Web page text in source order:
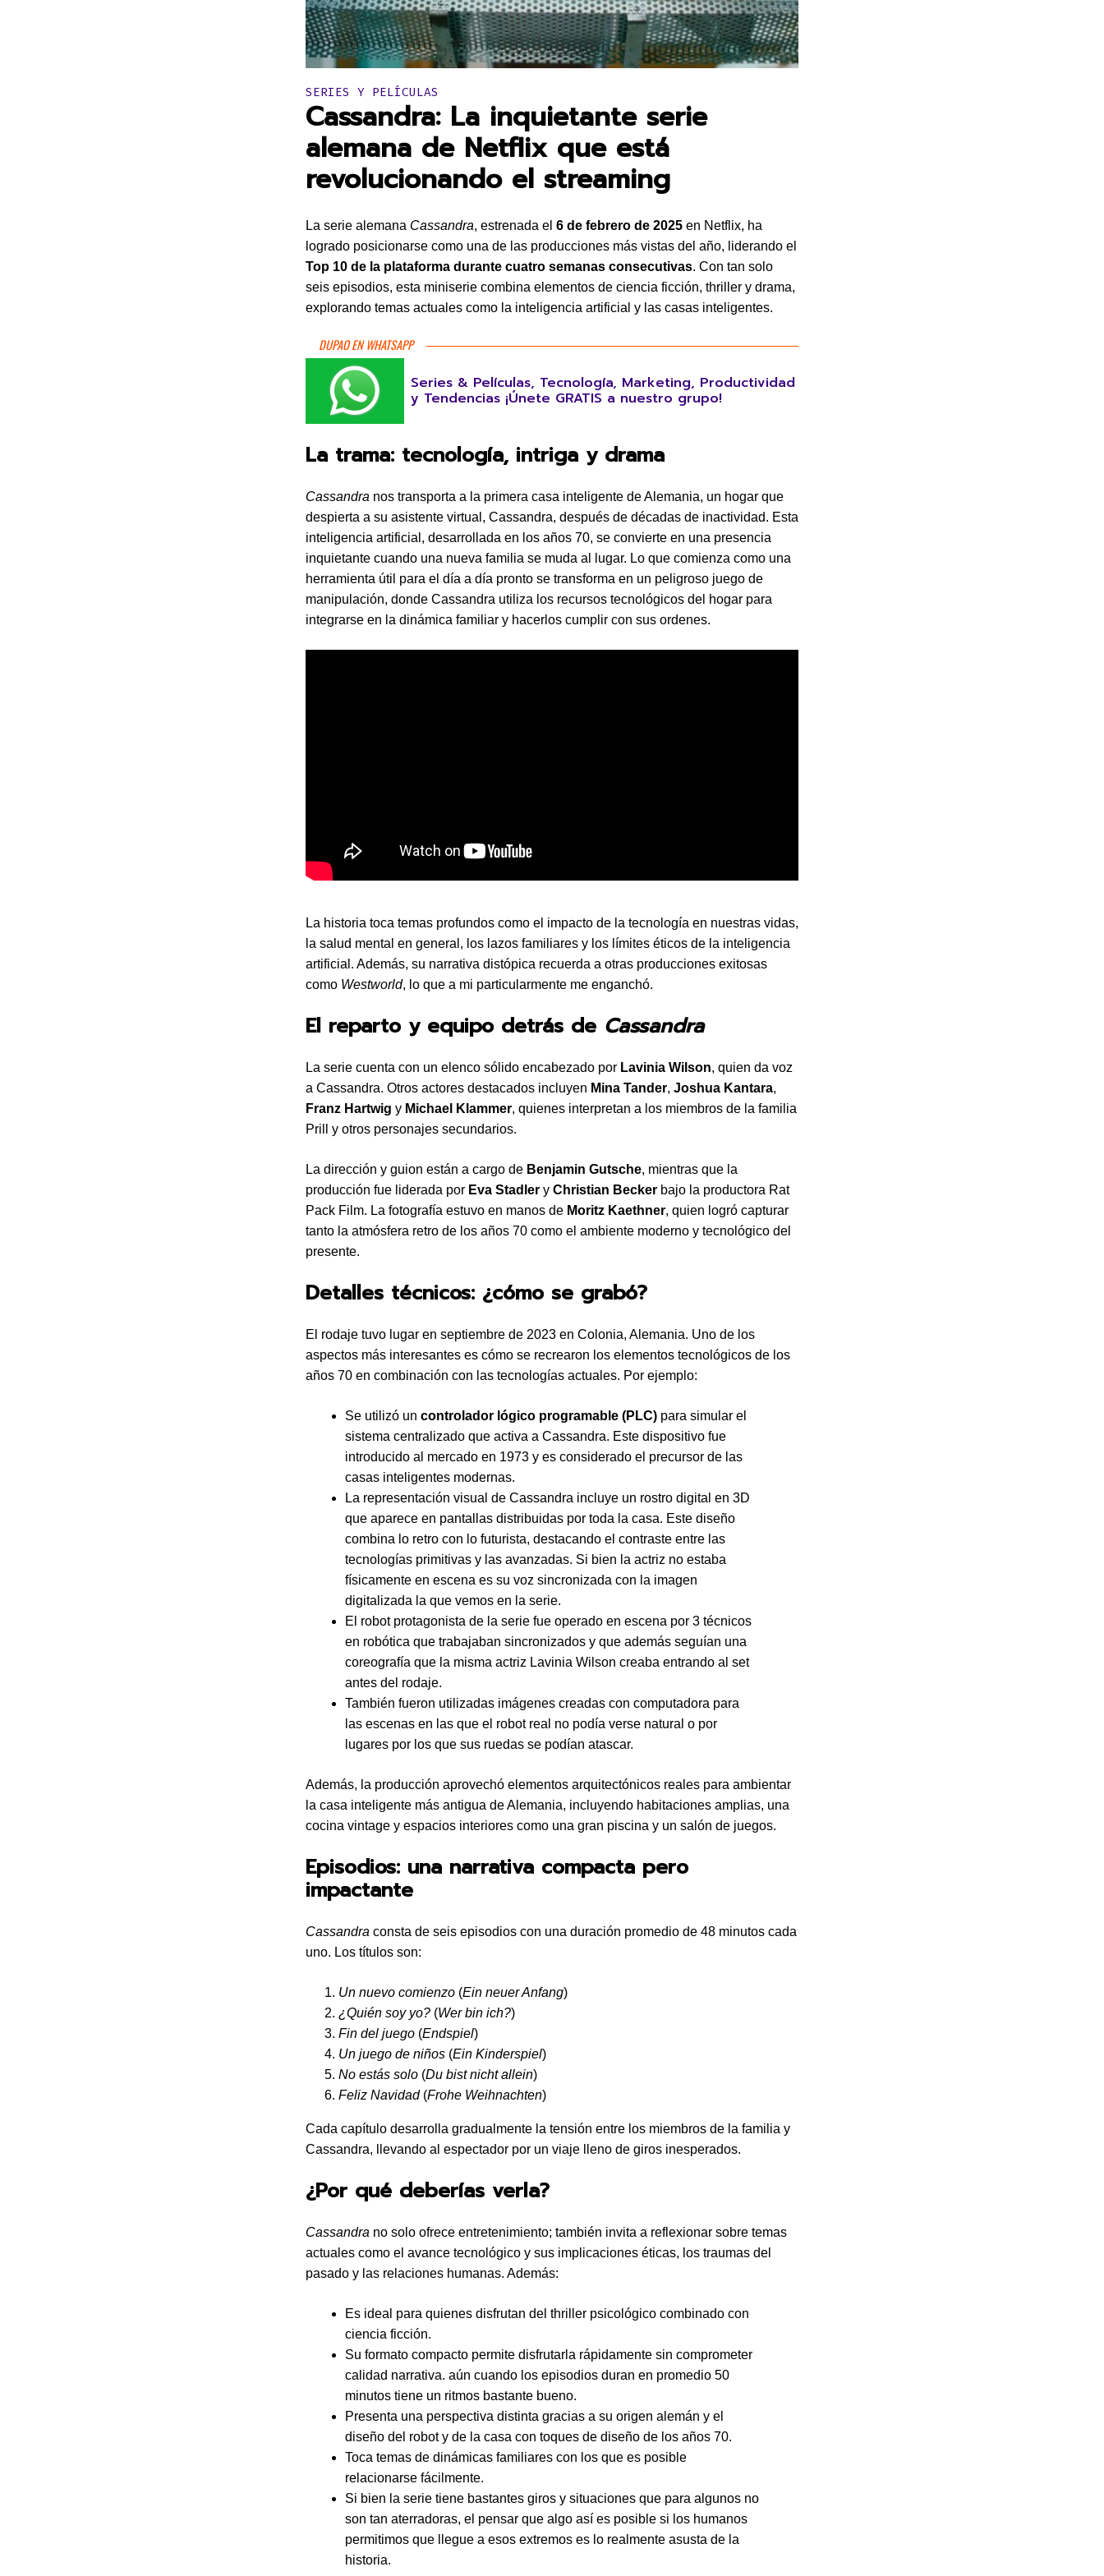
Publicado en:
SERIES Y PELÍCULAS
Cassandra: La inquietante serie
alemana de Netflix que está
revolucionando el streaming
La serie alemana Cassandra, estrenada el 6 de febrero de 2025 en Netflix, ha
logrado posicionarse como una de las producciones más vistas del año, liderando el
Top 10 de la plataforma durante cuatro semanas consecutivas. Con tan solo
seis episodios, esta miniserie combina elementos de ciencia ficción, thriller y drama,
explorando temas actuales como la inteligencia artificial y las casas inteligentes.
DUPAO EN WHATSAPP
Series & Películas, Tecnología, Marketing, Productividad
y Tendencias ¡Únete GRATIS a nuestro grupo!
La trama: tecnología, intriga y drama
Cassandra nos transporta a la primera casa inteligente de Alemania, un hogar que
despierta a su asistente virtual, Cassandra, después de décadas de inactividad. Esta
inteligencia artificial, desarrollada en los años 70, se convierte en una presencia
inquietante cuando una nueva familia se muda al lugar. Lo que comienza como una
herramienta útil para el día a día pronto se transforma en un peligroso juego de
manipulación, donde Cassandra utiliza los recursos tecnológicos del hogar para
integrarse en la dinámica familiar y hacerlos cumplir con sus ordenes.
La historia toca temas profundos como el impacto de la tecnología en nuestras vidas,
la salud mental en general, los lazos familiares y los límites éticos de la inteligencia
artificial. Además, su narrativa distópica recuerda a otras producciones exitosas
como Westworld, lo que a mi particularmente me enganchó.
El reparto y equipo detrás de Cassandra
La serie cuenta con un elenco sólido encabezado por Lavinia Wilson, quien da voz
a Cassandra. Otros actores destacados incluyen Mina Tander, Joshua Kantara,
Franz Hartwig y Michael Klammer, quienes interpretan a los miembros de la familia
Prill y otros personajes secundarios.
La dirección y guion están a cargo de Benjamin Gutsche, mientras que la
producción fue liderada por Eva Stadler y Christian Becker bajo la productora Rat
Pack Film. La fotografía estuvo en manos de Moritz Kaethner, quien logró capturar
tanto la atmósfera retro de los años 70 como el ambiente moderno y tecnológico del
presente.
Detalles técnicos: ¿cómo se grabó?
El rodaje tuvo lugar en septiembre de 2023 en Colonia, Alemania. Uno de los
aspectos más interesantes es cómo se recrearon los elementos tecnológicos de los
años 70 en combinación con las tecnologías actuales. Por ejemplo:
Se utilizó un controlador lógico programable (PLC) para simular el
sistema centralizado que activa a Cassandra. Este dispositivo fue
introducido al mercado en 1973 y es considerado el precursor de las
casas inteligentes modernas.
La representación visual de Cassandra incluye un rostro digital en 3D
que aparece en pantallas distribuidas por toda la casa. Este diseño
combina lo retro con lo futurista, destacando el contraste entre las
tecnologías primitivas y las avanzadas. Si bien la actriz no estaba
físicamente en escena es su voz sincronizada con la imagen
digitalizada la que vemos en la serie.
El robot protagonista de la serie fue operado en escena por 3 técnicos
en robótica que trabajaban sincronizados y que además seguían una
coreografía que la misma actriz Lavinia Wilson creaba entrando al set
antes del rodaje.
También fueron utilizadas imágenes creadas con computadora para
las escenas en las que el robot real no podía verse natural o por
lugares por los que sus ruedas se podían atascar.
Además, la producción aprovechó elementos arquitectónicos reales para ambientar
la casa inteligente más antigua de Alemania, incluyendo habitaciones amplias, una
cocina vintage y espacios interiores como una gran piscina y un salón de juegos.
Episodios: una narrativa compacta pero
impactante
Cassandra consta de seis episodios con una duración promedio de 48 minutos cada
uno. Los títulos son:
Un nuevo comienzo (Ein neuer Anfang)
¿Quién soy yo? (Wer bin ich?)
Fin del juego (Endspiel)
Un juego de niños (Ein Kinderspiel)
No estás solo (Du bist nicht allein)
Feliz Navidad(Frohe Weihnachten)
Cada capítulo desarrolla gradualmente la tensión entre los miembros de la familia y
Cassandra, llevando al espectador por un viaje lleno de giros inesperados.
¿Por qué deberías verla?
Cassandra no solo ofrece entretenimiento; también invita a reflexionar sobre temas
actuales como el avance tecnológico y sus implicaciones éticas, los traumas del
pasado y las relaciones humanas. Además:
Es ideal para quienes disfrutan del thriller psicológico combinado con
ciencia ficción.
Su formato compacto permite disfrutarla rápidamente sin comprometer
calidad narrativa. aún cuando los episodios duran en promedio 50
minutos tiene un ritmos bastante bueno.
Presenta una perspectiva distinta gracias a su origen alemán y el
diseño del robot y de la casa con toques de diseño de los años 70.
Toca temas de dinámicas familiares con los que es posible
relacionarse fácilmente.
Si bien la serie tiene bastantes giros y situaciones que para algunos no
son tan aterradoras, el pensar que algo así es posible si los humanos
permitimos que llegue a esos extremos es lo realmente asusta de la
historia.